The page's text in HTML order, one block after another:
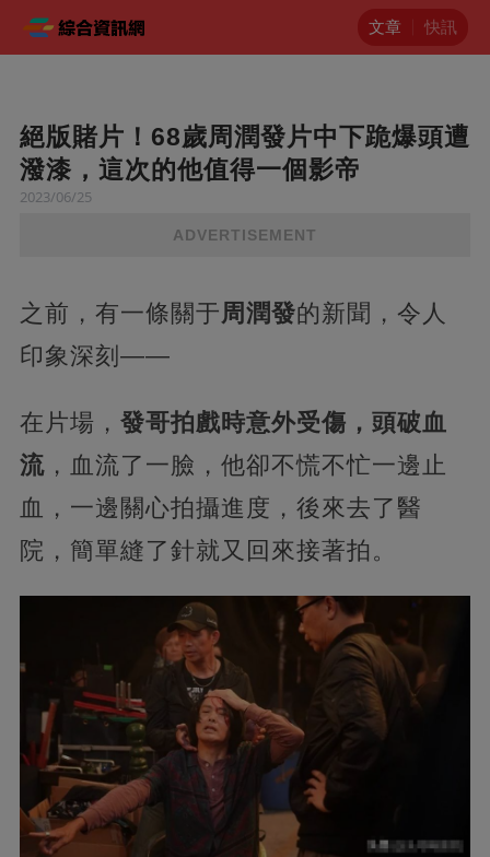
文章 快訊
絕版賭片！68歲周潤發片中下跪爆頭遭
潑漆，這次的他值得一個影帝
2023/06/25
ADVERTISEMENT
之前，有一條關于周潤發的新聞，令人
印象深刻——
在片場， 發哥拍戲時意外受傷，頭破血
流，血流了一臉，他卻不慌不忙一邊止
血，一邊關心拍攝進度，後來去了醫
院，簡單縫了針就又回來接著拍。